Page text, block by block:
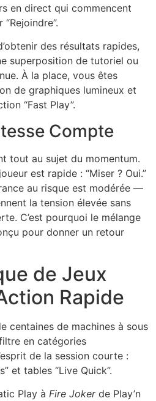
en direct qui commencent
des résultats rapides,
superposition de tutoriel ou
À la place, vous êtes
de graphiques lumineux et
“Fast Play”.
Compte
tout au sujet du momentum.
est rapide : “Miser ? Oui.”
au risque est modérée —
la tension élevée sans
C’est pourquoi le mélange
pour donner un retour
de Jeux
Rapide
centaines de machines à sous
en catégories
de la session courte :
et tables “Live Quick”.
Play à Fire Jokerde Play’n